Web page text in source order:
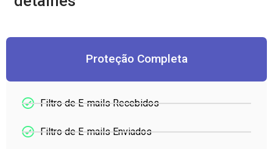
Proteção Completa
Filtro de E-mails Recebidos
Filtro de E-mails Enviados